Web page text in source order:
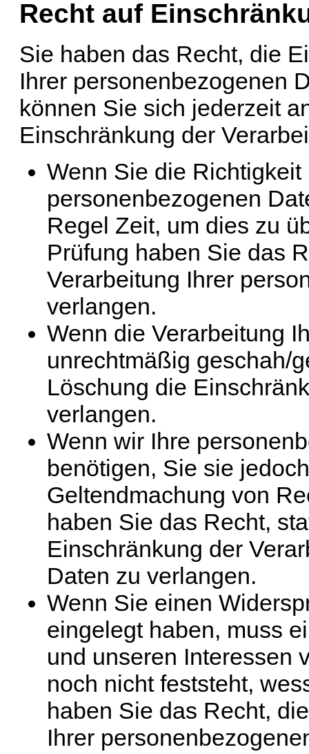
Recht auf
Sie haben das Recht, die
Ihrer personenbezogenen
können Sie sich jederzeit
Einschränkung der
Wenn Sie die
personenbezogenen
Regel Zeit, um dies zu
Prüfung haben Sie das
Verarbeitung Ihrer
verlangen.
Wenn die Verarbeitung
unrechtmäßig geschah/
Löschung die
verlangen.
Wenn wir Ihre
benötigen, Sie sie
Geltendmachung von
haben Sie das Recht,
Einschränkung der
Daten zu verlangen.
Wenn Sie einen
eingelegt haben, muss
und unseren Interessen
noch nicht feststeht,
haben Sie das Recht,
Ihrer